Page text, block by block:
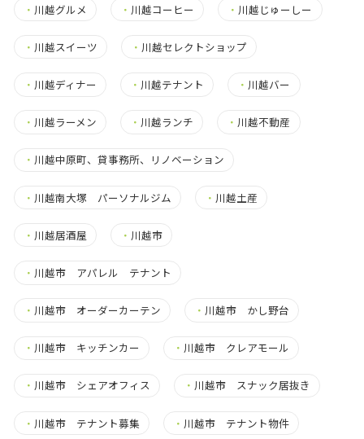
・ 川越グルメ ・ 川越コーヒー ・ 川越じゅーしー
・ 川越スイーツ ・ 川越セレクトショップ
・ 川越ディナー ・ 川越テナント ・ 川越バー
・ 川越ラーメン ・ 川越ランチ ・ 川越不動産
・ 川越中原町、貸事務所、リノベーション
・ 川越南大塚 パーソナルジム ・ 川越土産
・ 川越居酒屋 ・ 川越市
・ 川越市 アパレル テナント
・ 川越市 オーダーカーテン ・ 川越市 かし野台
・ 川越市 キッチンカー ・ 川越市 クレアモール
・ 川越市 シェアオフィス ・ 川越市 スナック居抜き
・ 川越市 テナント募集 ・ 川越市 テナント物件